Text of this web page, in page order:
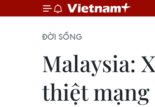
ĐỜI SỐNG
Malaysia:
thiệt mạng